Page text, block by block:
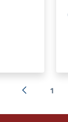
« Precedente
1